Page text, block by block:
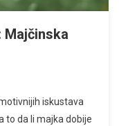
iskustava
to da li majka dobije